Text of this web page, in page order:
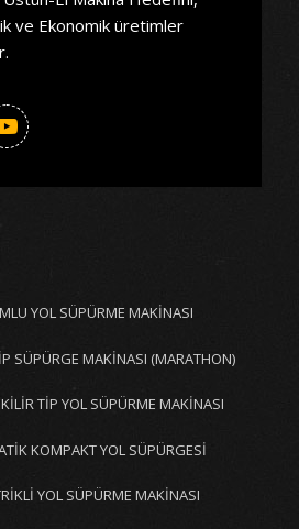
ve Ekonomik üretimler
YOL SÜPÜRME MAKİNASI
SÜPÜRGE MAKİNASI (MARATHON)
TİP YOL SÜPÜRME MAKİNASI
KOMPAKT YOL SÜPÜRGESİ
YOL SÜPÜRME MAKİNASI